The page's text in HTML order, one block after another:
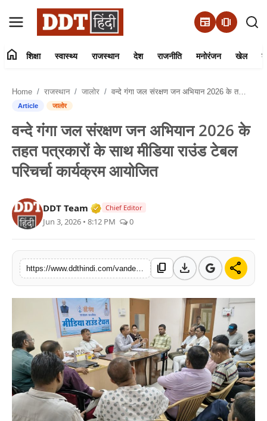
newspaper amp_stories
हमारे बारे में
शिक्षा
स्वास्थ्य
देश
राजनीति
मनोरंजन
व्यापार
सामाजिक गतिविधि
अपराध
home शिक्षा स्वास्थ्य राजस्थान देश राजनीति मनोरंजन खेल
Home राजस्थान जालोर वन्दे गंगा जल संरक्षण जन अभियान 2026 के तहत पत्रकारों के साथ मीडिया राउंड टेबल परिचर्चा कार्यक्रम आयोजित
Article जालोर
वन्दे गंगा जल संरक्षण जन अभियान 2026 के
तहत पत्रकारों के साथ मीडिया राउंड टेबल
परिचर्चा कार्यक्रम आयोजित
DDT Team Verified Media or Organization • 01
Chief Editor
Jun 3, 2026 • 8:12 PM 0
content_copy download share